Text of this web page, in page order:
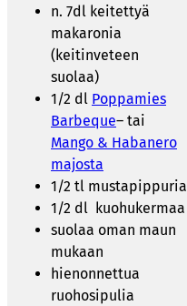
n. 7dl keitettyä
makaronia
(keitinveteen
suolaa)
1/2 dl Poppamies
Barbeque– tai
Mango & Habanero
majosta
1/2 tl mustapippuria
1/2 dl kuohukermaa
suolaa oman maun
mukaan
hienonnettua
ruohosipulia